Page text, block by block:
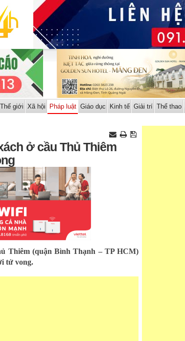
Thế giới Xã hội Pháp luật Giáo dục Kinh tế Giải trí Thể thao
ở cầu Thủ Thiêm
Thiêm (quận Bình Thạnh – TP HCM)
tử vong.